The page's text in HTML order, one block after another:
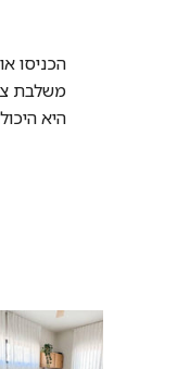
הכניסו
משלבת
היא